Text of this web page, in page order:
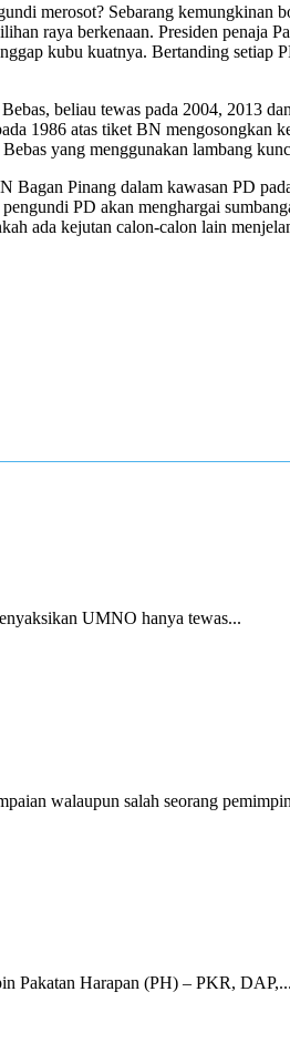
merosot? Sebarang kemungkinan
raya berkenaan. Presiden
kubu kuatnya. Bertanding
beliau tewas pada 2004, 2013
1986 atas tiket BN
yang menggunakan lambang
Bagan Pinang dalam kawasan PD
PD akan menghargai
ada kejutan calon-calon lain
UMNO hanya tewas...
walaupun salah seorang
Pakatan Harapan (PH) – PKR, DAP,...